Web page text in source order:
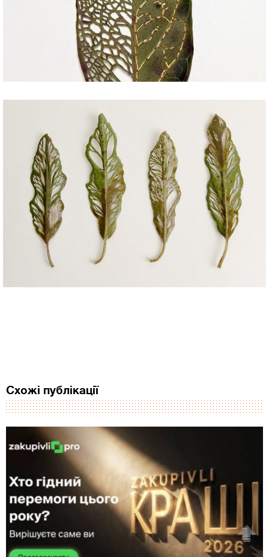
Схожі публікації